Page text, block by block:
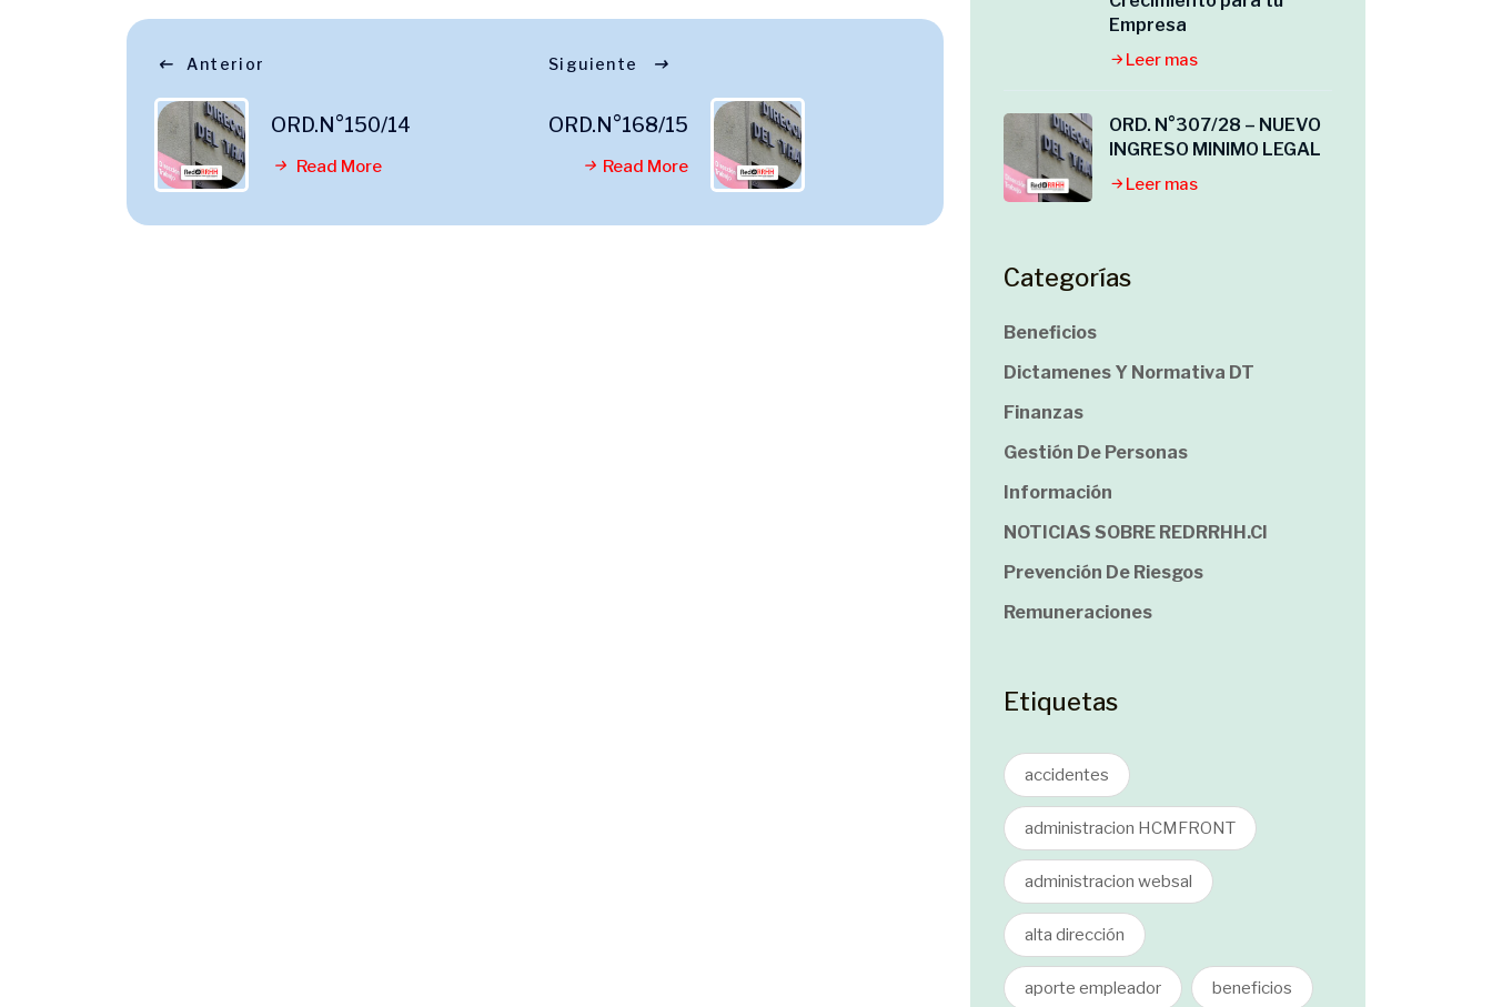
Anterior
ORD.N°150/14
Read More
Siguiente
ORD.N°168/15
Read More
Empresa
Leer mas
ORD. N°307/28 – NUEVO
INGRESO MINIMO LEGAL
Leer mas
Categorías
Beneficios
Dictamenes Y Normativa DT
Finanzas
Gestión De Personas
Información
NOTICIAS SOBRE REDRRHH.cl
Prevención De Riesgos
Remuneraciones
Etiquetas
accidentes
administracion HCMFRONT
administracion websal
alta dirección
aporte empleador beneficios